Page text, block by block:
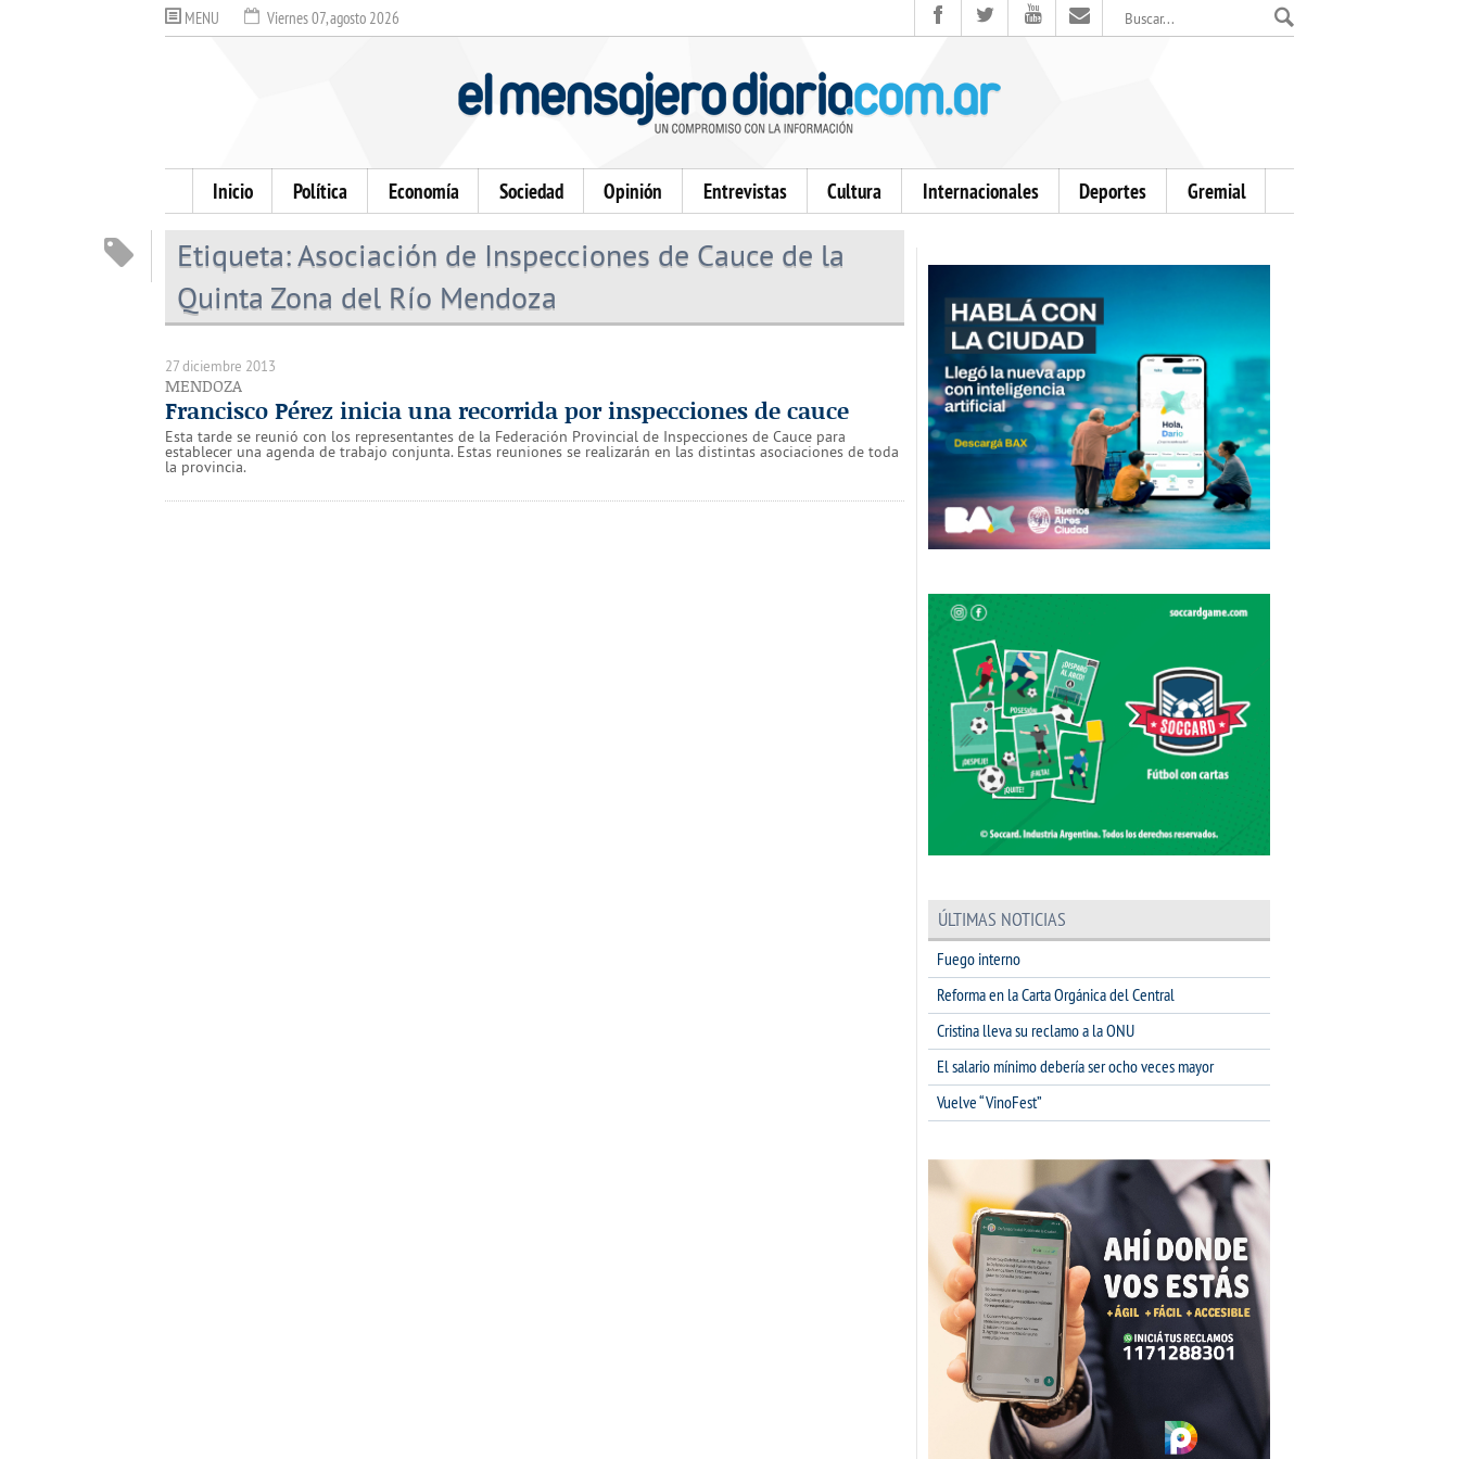
MENU Viernes 07, agosto 2026
Inicio Política Economía Sociedad Opinión Entrevistas Cultura Internacionales Deportes Gremial
Etiqueta:Asociación de Inspecciones de Cauce de la
Quinta Zona del Río Mendoza
27 diciembre 2013
MENDOZA
Francisco Pérez inicia una recorrida por inspecciones de cauce
Esta tarde se reunió con los representantes de la Federación Provincial de Inspecciones de Cauce para
establecer una agenda de trabajo conjunta. Estas reuniones se realizarán en las distintas asociaciones de toda
la provincia.
ÚLTIMAS NOTICIAS
Fuego interno
Reforma en la Carta Orgánica del Central
Cristina lleva su reclamo a la ONU
El salario mínimo debería ser ocho veces mayor
Vuelve “VinoFest”